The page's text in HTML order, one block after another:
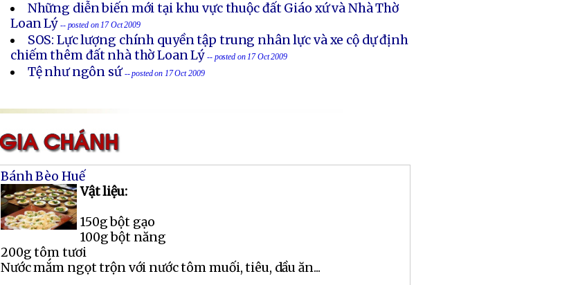
Những diễn biến mới tại khu vực thuộc đất Giáo xứ và Nhà Thờ
Loan Lý -- posted on 17 Oct 2009
SOS: Lực lượng chính quyền tập trung nhân lực và xe cộ dự định
chiếm thêm đất nhà thờ Loan Lý -- posted on 17 Oct 2009
Tệ như ngôn sứ -- posted on 17 Oct 2009
Bánh Bèo Huế
Vật liệu:
150g bột gạo
100g bột năng
200g tôm tươi
Nước mắm ngọt trộn với nước tôm muối, tiêu, dầu ăn...